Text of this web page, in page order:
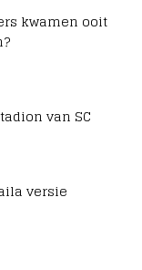
kwamen ooit
van SC
versie